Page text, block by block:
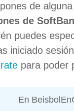
de
de
puedes
iniciado
para poder
En